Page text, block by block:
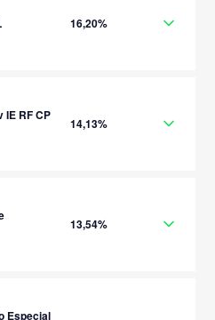
16,20%
IE RF CP
14,13%
13,54%
Especial